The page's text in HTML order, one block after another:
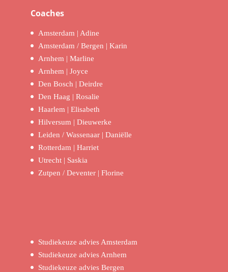
Coaches
Amsterdam | Adine
Amsterdam / Bergen | Karin
Arnhem | Marline
Arnhem | Joyce
Den Bosch | Deirdre
Den Haag | Rosalie
Haarlem | Elisabeth
Hilversum | Dieuwerke
Leiden / Wassenaar | Daniëlle
Rotterdam | Harriet
Utrecht | Saskia
Zutpen / Deventer | Florine
Studiekeuze advies Amsterdam
Studiekeuze advies Arnhem
Studiekeuze advies Bergen